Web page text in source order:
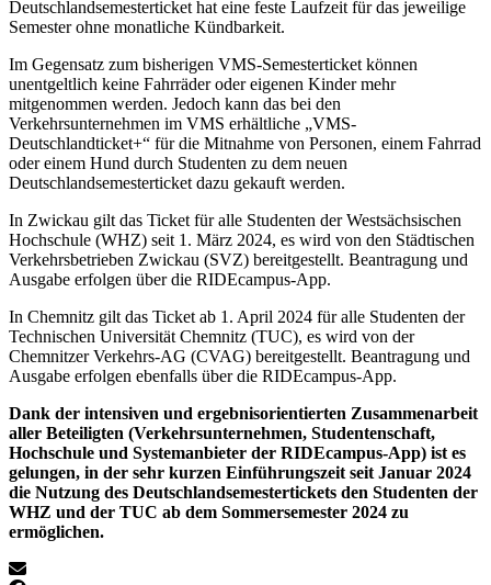
Deutschlandsemesterticket hat eine feste Laufzeit für das jeweilige
Semester ohne monatliche Kündbarkeit.
Im Gegensatz zum bisherigen VMS-Semesterticket können
unentgeltlich keine Fahrräder oder eigenen Kinder mehr
mitgenommen werden. Jedoch kann das bei den
Verkehrsunternehmen im VMS erhältliche „VMS-
Deutschlandticket+“ für die Mitnahme von Personen, einem Fahrrad
oder einem Hund durch Studenten zu dem neuen
Deutschlandsemesterticket dazu gekauft werden.
In Zwickau gilt das Ticket für alle Studenten der Westsächsischen
Hochschule (WHZ) seit 1. März 2024, es wird von den Städtischen
Verkehrsbetrieben Zwickau (SVZ) bereitgestellt. Beantragung und
Ausgabe erfolgen über die RIDEcampus-App.
In Chemnitz gilt das Ticket ab 1. April 2024 für alle Studenten der
Technischen Universität Chemnitz (TUC), es wird von der
Chemnitzer Verkehrs-AG (CVAG) bereitgestellt. Beantragung und
Ausgabe erfolgen ebenfalls über die RIDEcampus-App.
Dank der intensiven und ergebnisorientierten Zusammenarbeit
aller Beteiligten (Verkehrsunternehmen, Studentenschaft,
Hochschule und Systemanbieter der RIDEcampus-App) ist es
gelungen, in der sehr kurzen Einführungszeit seit Januar 2024
die Nutzung des Deutschlandsemestertickets den Studenten der
WHZ und der TUC ab dem Sommersemester 2024 zu
ermöglichen.